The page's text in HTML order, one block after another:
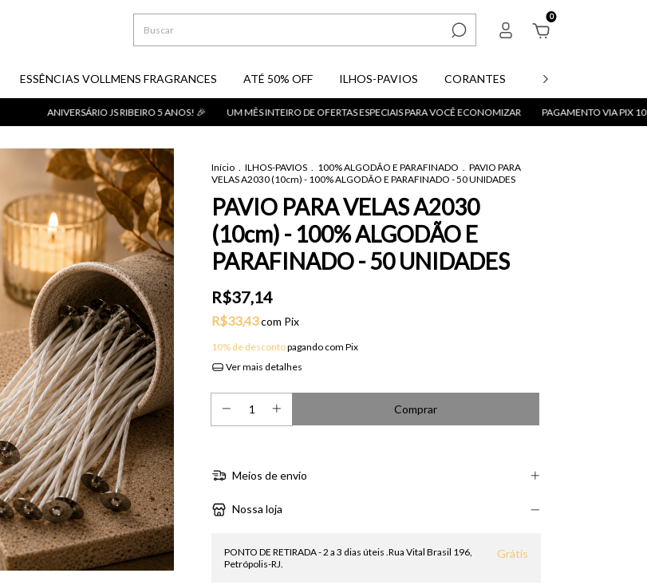
0
ESSÊNCIAS VOLLMENS FRAGRANCES ATÉ 50% OFF ILHOS-PAVIOS CORANTES PARAFINAS
ANIVERSÁRIO JS RIBEIRO 5 ANOS! 🎉 UM MÊS INTEIRO DE OFERTAS ESPECIAIS PARA VOCÊ ECONOMIZAR PAGAMENTO VIA PIX 10% OFF
Início . ILHOS-PAVIOS . 100% ALGODÃO E PARAFINADO . PAVIO PARA
VELAS A2030 (10cm) - 100% ALGODÃO E PARAFINADO - 50 UNIDADES
PAVIO PARA VELAS A2030
(10cm) - 100% ALGODÃO E
PARAFINADO - 50 UNIDADES
R$37,14
R$33,43com Pix
10% de descontopagando com Pix
Ver mais detalhes
Meios de envio
Nossa loja
PONTO DE RETIRADA - 2 a 3 dias úteis .Rua Vital Brasil 196,
Petrópolis-RJ.
Grátis